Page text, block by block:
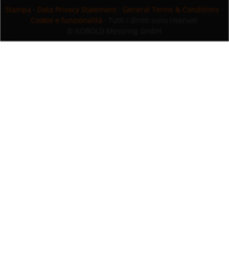
Stampa
Data Privacy Statement General Terms & Conditions
Cookie e funzionalità